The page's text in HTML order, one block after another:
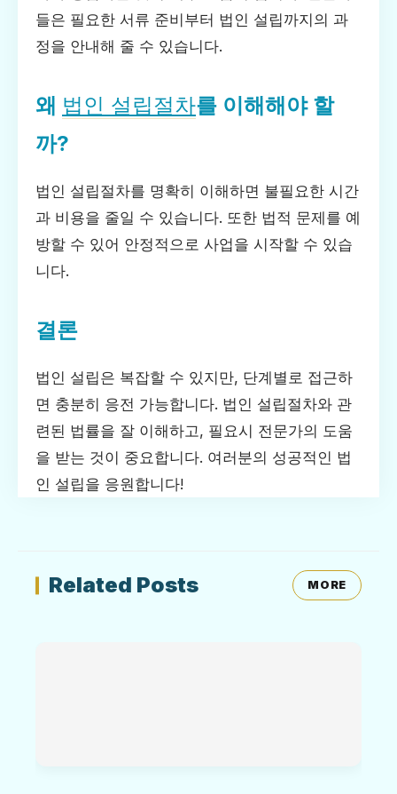
들은 필요한 서류 준비부터 법인 설립까지의 과
정을 안내해 줄 수 있습니다.
왜 법인 설립절차를 이해해야 할
까?
법인 설립절차를 명확히 이해하면 불필요한 시간
과 비용을 줄일 수 있습니다. 또한 법적 문제를 예
방할 수 있어 안정적으로 사업을 시작할 수 있습
니다.
결론
법인 설립은 복잡할 수 있지만, 단계별로 접근하
면 충분히 응전 가능합니다. 법인 설립절차와 관
련된 법률을 잘 이해하고, 필요시 전문가의 도움
을 받는 것이 중요합니다. 여러분의 성공적인 법
인 설립을 응원합니다!
Related Posts MORE